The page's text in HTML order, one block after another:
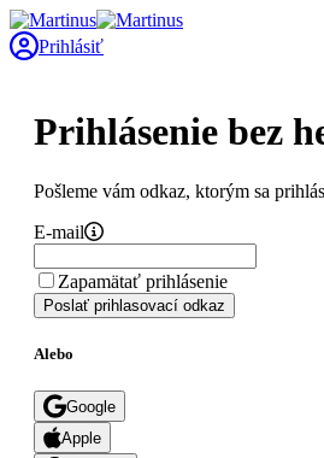
Prihlásiť
Prihlásenie bez
Pošleme vám odkaz, ktorým sa
E-mail
Zapamätať prihlásenie
Poslať prihlasovací odkaz
Alebo
Google
Apple